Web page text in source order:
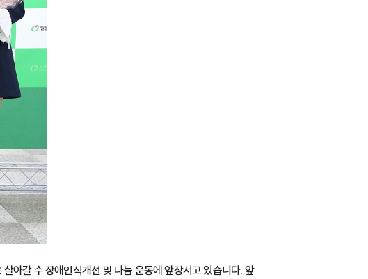
아갈 수 장애인식개선 및 나눔 운동에 앞장서고 있습니다. 앞